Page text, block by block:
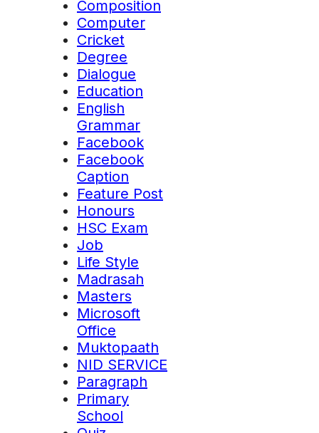
Composition
Computer
Cricket
Degree
Dialogue
Education
English
Grammar
Facebook
Facebook
Caption
Feature Post
Honours
HSC Exam
Job
Life Style
Madrasah
Masters
Microsoft
Office
Muktopaath
NID SERVICE
Paragraph
Primary
School